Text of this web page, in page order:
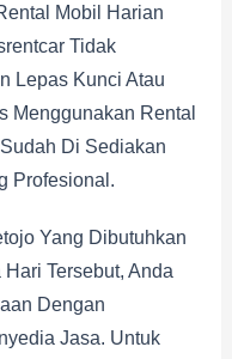
Mobil Harian
Tidak
Lepas Kunci Atau
Menggunakan Rental
Di Sediakan
Profesional.
Yang Dibutuhkan
Tersebut, Anda
Dengan
Jasa. Untuk